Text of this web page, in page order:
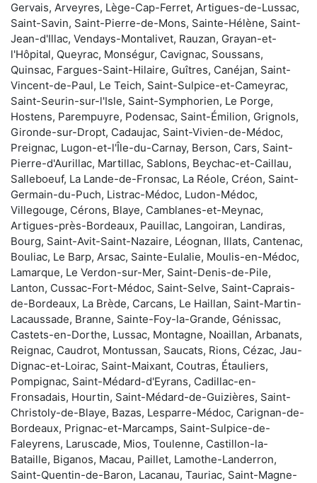
Gervais, Arveyres, Lège-Cap-Ferret, Artigues-de-Lussac,
Saint-Savin, Saint-Pierre-de-Mons, Sainte-Hélène, Saint-
Jean-d'Illac, Vendays-Montalivet, Rauzan, Grayan-et-
l'Hôpital, Queyrac, Monségur, Cavignac, Soussans,
Quinsac, Fargues-Saint-Hilaire, Guîtres, Canéjan, Saint-
Vincent-de-Paul, Le Teich, Saint-Sulpice-et-Cameyrac,
Saint-Seurin-sur-l'Isle, Saint-Symphorien, Le Porge,
Hostens, Parempuyre, Podensac, Saint-Émilion, Grignols,
Gironde-sur-Dropt, Cadaujac, Saint-Vivien-de-Médoc,
Preignac, Lugon-et-l'Île-du-Carnay, Berson, Cars, Saint-
Pierre-d'Aurillac, Martillac, Sablons, Beychac-et-Caillau,
Salleboeuf, La Lande-de-Fronsac, La Réole, Créon, Saint-
Germain-du-Puch, Listrac-Médoc, Ludon-Médoc,
Villegouge, Cérons, Blaye, Camblanes-et-Meynac,
Artigues-près-Bordeaux, Pauillac, Langoiran, Landiras,
Bourg, Saint-Avit-Saint-Nazaire, Léognan, Illats, Cantenac,
Bouliac, Le Barp, Arsac, Sainte-Eulalie, Moulis-en-Médoc,
Lamarque, Le Verdon-sur-Mer, Saint-Denis-de-Pile,
Lanton, Cussac-Fort-Médoc, Saint-Selve, Saint-Caprais-
de-Bordeaux, La Brède, Carcans, Le Haillan, Saint-Martin-
Lacaussade, Branne, Sainte-Foy-la-Grande, Génissac,
Castets-en-Dorthe, Lussac, Montagne, Noaillan, Arbanats,
Reignac, Caudrot, Montussan, Saucats, Rions, Cézac, Jau-
Dignac-et-Loirac, Saint-Maixant, Coutras, Étauliers,
Pompignac, Saint-Médard-d'Eyrans, Cadillac-en-
Fronsadais, Hourtin, Saint-Médard-de-Guizières, Saint-
Christoly-de-Blaye, Bazas, Lesparre-Médoc, Carignan-de-
Bordeaux, Prignac-et-Marcamps, Saint-Sulpice-de-
Faleyrens, Laruscade, Mios, Toulenne, Castillon-la-
Bataille, Biganos, Macau, Paillet, Lamothe-Landerron,
Saint-Quentin-de-Baron, Lacanau, Tauriac, Saint-Magne-